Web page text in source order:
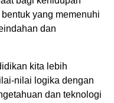
yang memenuhi
dan
kita lebih
nilai logika dengan
dan teknologi